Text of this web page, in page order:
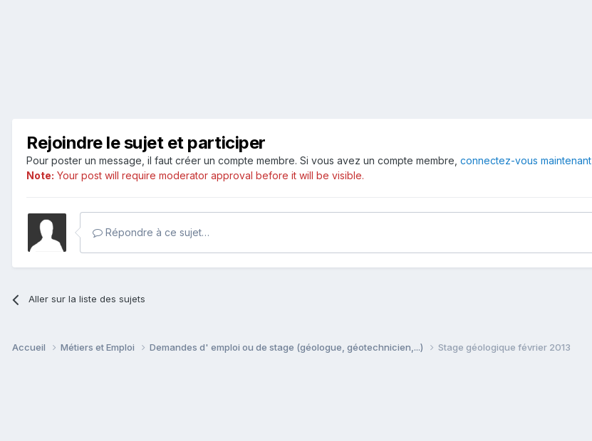
Rejoindre le sujet et participer
Pour poster un message, il faut créer un compte membre. Si vous avez un compte membre, connectez-vous maintenant
Note: Your post will require moderator approval before it will be visible.
Répondre à ce sujet…
Aller sur la liste des sujets
Accueil Métiers et Emploi Demandes d' emploi ou de stage (géologue, géotechnicien,...) Stage géologique février 2013